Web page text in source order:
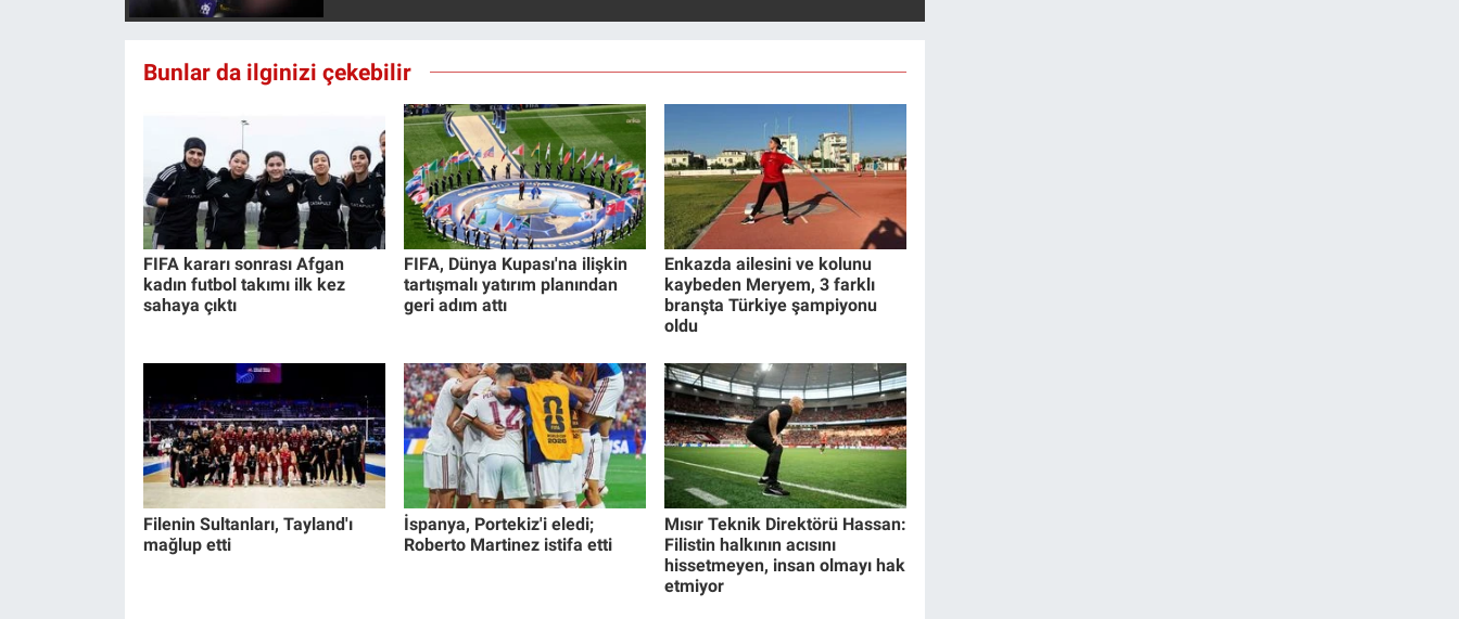
Bunlar da ilginizi çekebilir
FIFA kararı sonrası Afgan
kadın futbol takımı ilk kez
sahaya çıktı
FIFA, Dünya Kupası'na ilişkin
tartışmalı yatırım planından
geri adım attı
Enkazda ailesini ve kolunu
kaybeden Meryem, 3 farklı
branşta Türkiye şampiyonu
oldu
Filenin Sultanları, Tayland'ı
mağlup etti
İspanya, Portekiz'i eledi;
Roberto Martinez istifa etti
Mısır Teknik Direktörü Hassan:
Filistin halkının acısını
hissetmeyen, insan olmayı hak
etmiyor